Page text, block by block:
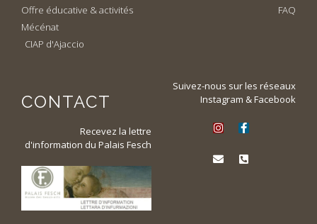
Offre éducative & activités
Mécénat
CIAP d'Ajaccio
FAQ
CONTACT
Recevez la lettre
d'information du Palais Fesch
Suivez-nous sur les réseaux
Instagram & Facebook